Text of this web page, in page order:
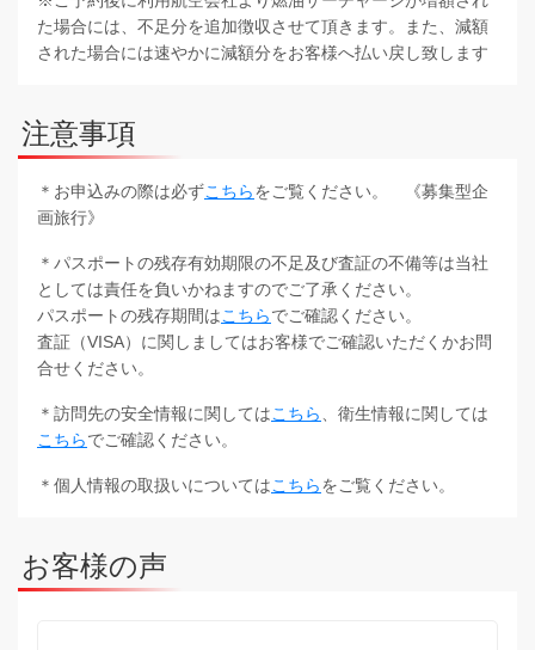
た場合には、不足分を追加徴収させて頂きます。また、減額
された場合には速やかに減額分をお客様へ払い戻し致します
注意事項
＊お申込みの際は必ずこちらをご覧ください。 《募集型企
画旅行》
＊パスポートの残存有効期限の不足及び査証の不備等は当社
としては責任を負いかねますのでご了承ください。
パスポートの残存期間はこちらでご確認ください。
査証（VISA）に関しましてはお客様でご確認いただくかお問
合せください。
＊訪問先の安全情報に関してはこちら
、衛生情報に関しては
こちらでご確認ください。
＊個人情報の取扱いについてはこちらをご覧ください。
お客様の声